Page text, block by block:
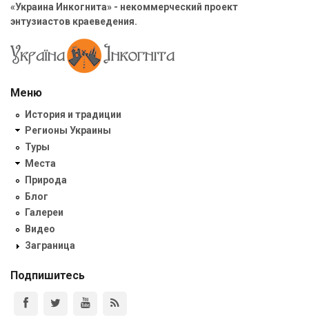
«Украина Инкогнита» - некоммерческий проект
энтузиастов краеведения.
Меню
История и традиции
Регионы Украины
Туры
Места
Природа
Блог
Галереи
Видео
Заграница
Подпишитесь